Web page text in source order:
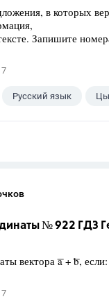
в которых
Запишите
Русский язык
№ 922 ГДЗ
вектора ͞a + ͞b,